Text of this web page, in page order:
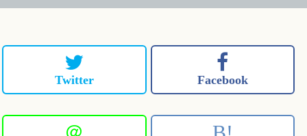
Twitter Facebook
＠ B!